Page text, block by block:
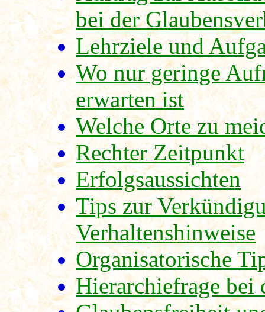
bei der
Lehrziele und
Wo nur geringe
erwarten ist
Welche Orte zu
Rechter Zeitpunkt
Erfolgsaussichten
Tips zur
Verhaltenshinweise
Organisatorische
Hierarchiefrage bei